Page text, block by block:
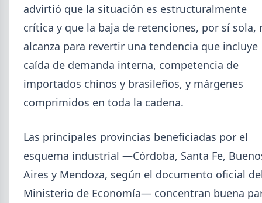
advirtió que la situación es estructuralmente
crítica y que la baja de retenciones, por sí sola,
alcanza para revertir una tendencia que incluye
caída de demanda interna, competencia de
importados chinos y brasileños, y márgenes
comprimidos en toda la cadena.
Las principales provincias beneficiadas por el
esquema industrial —Córdoba, Santa Fe,
Aires y Mendoza, según el documento oficial
Ministerio de Economía— concentran buena